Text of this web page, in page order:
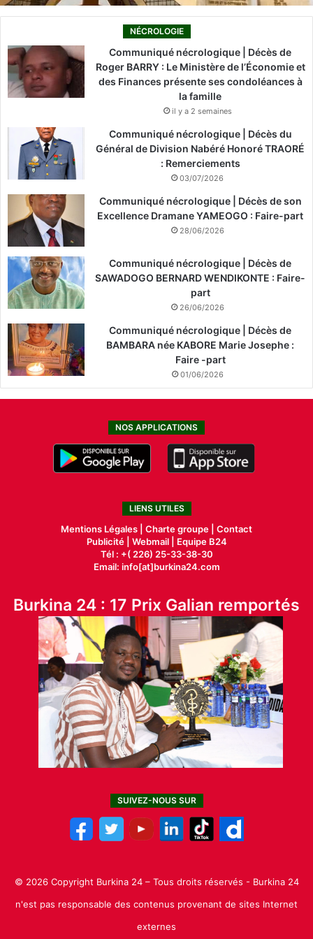
NÉCROLOGIE
Communiqué nécrologique | Décès de
Roger BARRY : Le Ministère de l’Économie et
des Finances présente ses condoléances à
la famille
il y a 2 semaines
Communiqué nécrologique | Décès du
Général de Division Nabéré Honoré TRAORÉ
: Remerciements
03/07/2026
Communiqué nécrologique | Décès de son
Excellence Dramane YAMEOGO : Faire-part
28/06/2026
Communiqué nécrologique | Décès de
SAWADOGO BERNARD WENDIKONTE : Faire-
part
26/06/2026
Communiqué nécrologique | Décès de
BAMBARA née KABORE Marie Josephe :
Faire -part
01/06/2026
NOS APPLICATIONS
LIENS UTILES
Mentions Légales | Charte groupe | Contact
Publicité| Webmail |
Equipe B24
Tél : +( 226) 25-33-38-30
Email: info[at]burkina24.com
Burkina 24 : 17 Prix Galian remportés
SUIVEZ-NOUS SUR
© 2026 Copyright Burkina 24 – Tous droits réservés - Burkina 24
n'est pas responsable des contenus provenant de sites Internet
externes